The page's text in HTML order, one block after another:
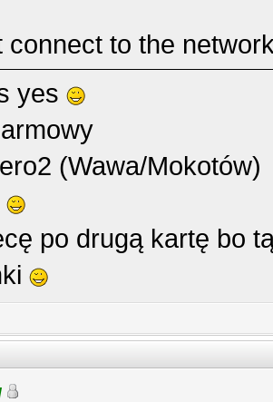
connect to the
yes
(Wawa/Mokotów)
po drugą kartę bo